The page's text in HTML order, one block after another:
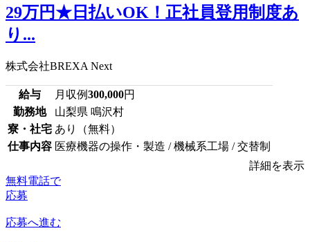
29万円★日払いOK！正社員登用制度あ
り...
株式会社BREXA Next
給与 月収例300,000円
勤務地
山梨県 鳴沢村
寮・社宅 あり（無料）
仕事内容 医療機器の操作・製造 / 機械系工場 / 交替制
詳細を表示
無料電話で
応募
応募へ進む